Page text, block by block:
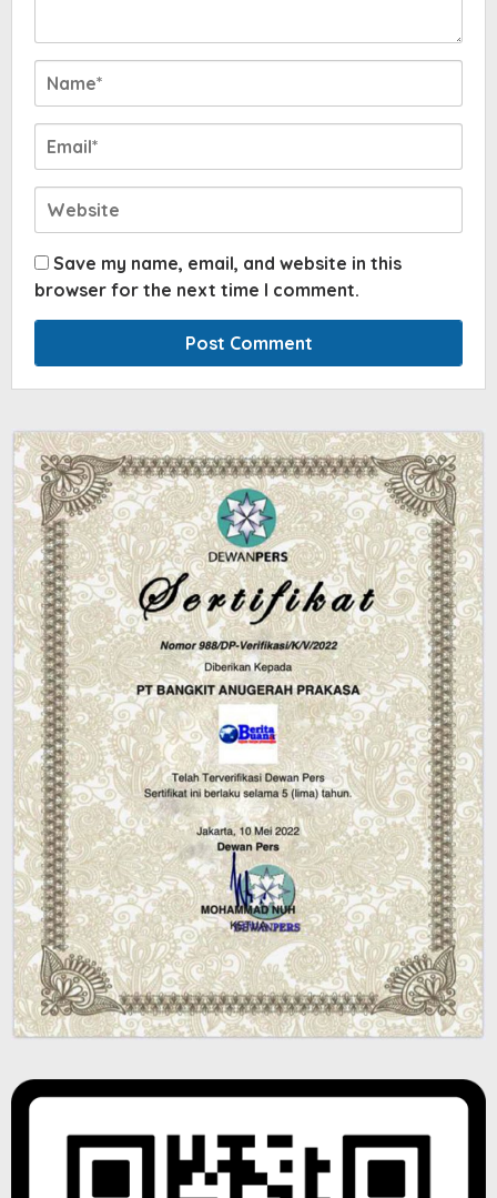
Save my name, email, and website in this
browser for the next time I comment.